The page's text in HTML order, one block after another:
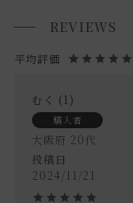
小型商品は、
・お使いのPC画
際の商品とで色の
REVIEWS
むく 1
購入者
大阪府 20代
投稿日
2024/11/21